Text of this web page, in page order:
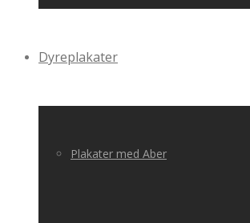
Dyreplakater
Plakater med Aber